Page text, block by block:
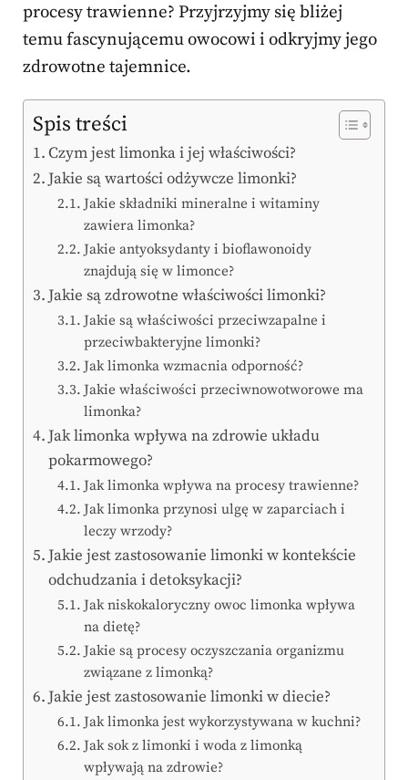
procesy trawienne? Przyjrzyjmy się bliżej
temu fascynującemu owocowi i odkryjmy jego
zdrowotne tajemnice.
Spis treści
Czym jest limonka i jej właściwości?
Jakie są wartości odżywcze limonki?
Jakie składniki mineralne i witaminy
zawiera limonka?
Jakie antyoksydanty i bioflawonoidy
znajdują się w limonce?
Jakie są zdrowotne właściwości limonki?
Jakie są właściwości przeciwzapalne i
przeciwbakteryjne limonki?
Jak limonka wzmacnia odporność?
Jakie właściwości przeciwnowotworowe ma
limonka?
Jak limonka wpływa na zdrowie układu
pokarmowego?
Jak limonka wpływa na procesy trawienne?
Jak limonka przynosi ulgę w zaparciach i
leczy wrzody?
Jakie jest zastosowanie limonki w kontekście
odchudzania i detoksykacji?
Jak niskokaloryczny owoc limonka wpływa
na dietę?
Jakie są procesy oczyszczania organizmu
związane z limonką?
Jakie jest zastosowanie limonki w diecie?
Jak limonka jest wykorzystywana w kuchni?
Jak sok z limonki i woda z limonką
wpływają na zdrowie?